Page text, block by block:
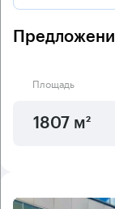
Площадь
1807 м²